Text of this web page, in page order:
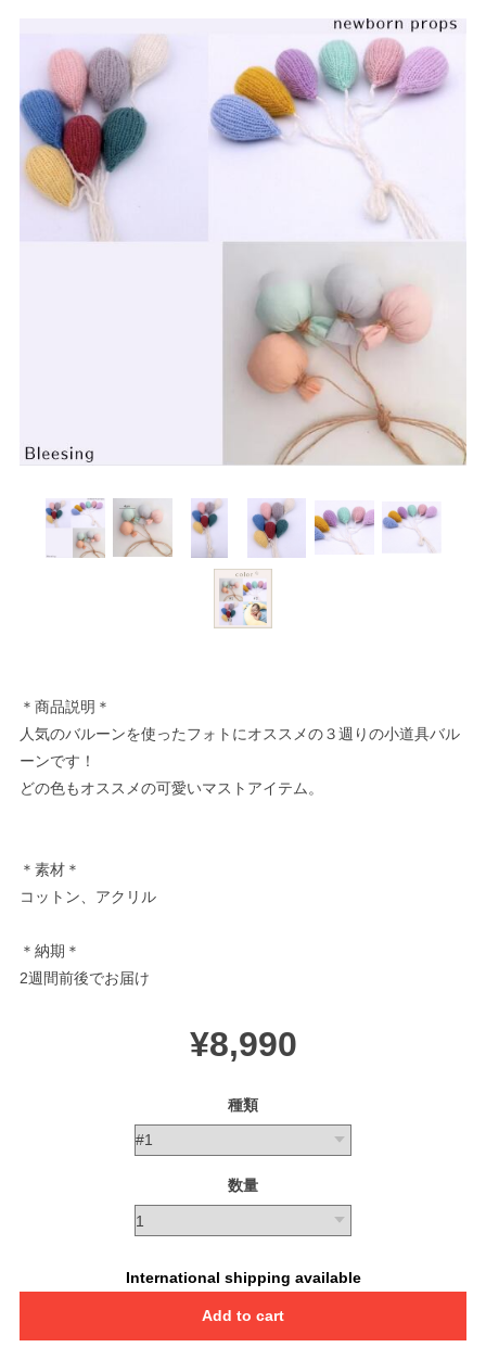
＊商品説明＊
人気のバルーンを使ったフォトにオススメの３週りの小道具バル
ーンです！
どの色もオススメの可愛いマストアイテム。
＊素材＊
コットン、アクリル
＊納期＊
2週間前後でお届け
¥8,990
種類
数量
International shipping available
Add to cart